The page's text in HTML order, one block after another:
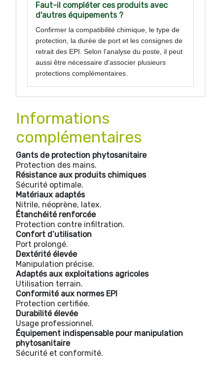
Faut-il compléter ces produits avec
d'autres équipements ?
Confirmer la compatibilité chimique, le type de
protection, la durée de port et les consignes de
retrait des EPI. Selon l'analyse du poste, il peut
aussi être nécessaire d'associer plusieurs
protections complémentaires.
Informations
complémentaires
Gants de protection phytosanitaire
Protection des mains.
Résistance aux produits chimiques
Sécurité optimale.
Matériaux adaptés
Nitrile, néoprène, latex.
Étanchéité renforcée
Protection contre infiltration.
Confort d’utilisation
Port prolongé.
Dextérité élevée
Manipulation précise.
Adaptés aux exploitations agricoles
Utilisation terrain.
Conformité aux normes EPI
Protection certifiée.
Durabilité élevée
Usage professionnel.
Équipement indispensable pour manipulation
phytosanitaire
Sécurité et conformité.